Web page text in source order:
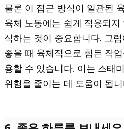
물론 이 접근 방식이 일관된
육체 노동에는 쉽게 적용되
식하는 것이 중요합니다. 그
좋을 때 육체적으로 힘든 작
용할 수 있습니다. 이는 스태
위험을 줄이는 데 도움이 됩